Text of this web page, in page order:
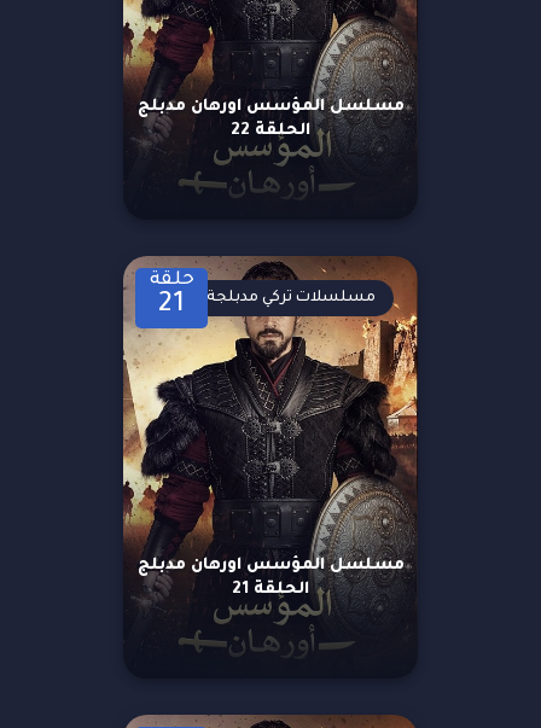
مسلسل المؤسس اورهان مدبلج
الحلقة 22
حلقة
21
مسلسل المؤسس اورهان مدبلج
الحلقة 21
مسلسلات تركي مدبلجة